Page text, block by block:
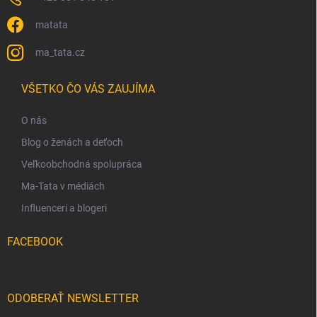
matata
ma_tata.cz
VŠETKO ČO VÁS ZAUJÍMA
O nás
Blog o ženách a deťoch
Veľkoobchodná spolupráca
Ma-Tata v médiách
Influenceri a blogeri
FACEBOOK
ODOBERAŤ NEWSLETTER